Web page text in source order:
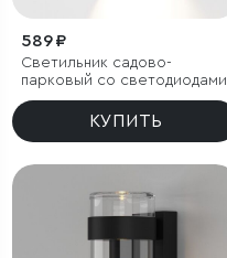
589 ₽
Светильник садово-
парковый со светодиодами
КУПИТЬ